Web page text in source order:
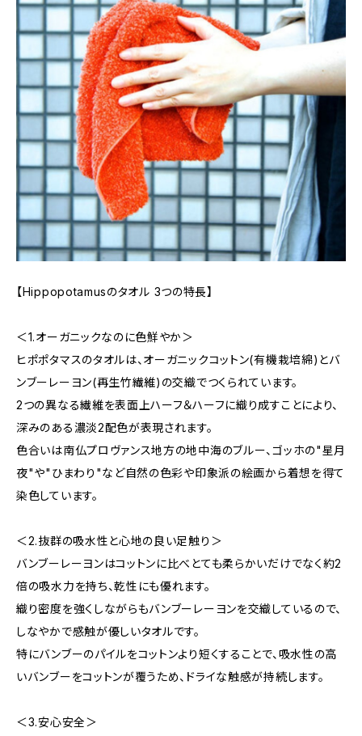
【Hippopotamusのタオル 3つの特長】
＜1.オーガニックなのに色鮮やか＞
ヒポポタマスのタオルは、オーガニックコットン(有機栽培綿)とバ
ンブーレーヨン(再生竹繊維)の交織でつくられています。
2つの異なる繊維を表面上ハーフ＆ハーフに織り成すことにより、
深みのある濃淡2配色が表現されます。
色合いは南仏プロヴァンス地方の地中海のブルー、ゴッホの"星月
夜"や"ひまわり"など自然の色彩や印象派の絵画から着想を得て
染色しています。
＜2.抜群の吸水性と心地の良い足触り＞
バンブーレーヨンはコットンに比べとても柔らかいだけでなく約2
倍の吸水力を持ち、乾性にも優れます。
織り密度を強くしながらもバンブーレーヨンを交織しているので、
しなやかで感触が優しいタオルです。
特にバンブーのパイルをコットンより短くすることで、吸水性の高
いバンブーをコットンが覆うため、ドライな触感が持続します。
＜3.安心安全＞